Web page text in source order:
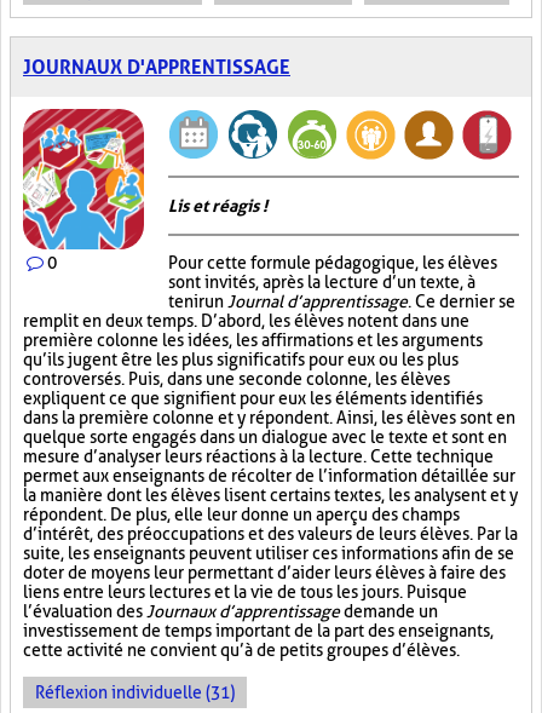
JOURNAUX D'APPRENTISSAGE
0
Lis et réagis !
Pour cette formule pédagogique, les élèves
sont invités, après la lecture d’un texte, à
tenir un Journal d’apprentissage. Ce dernier se
remplit en deux temps. D’abord, les élèves notent dans une
première colonne les idées, les affirmations et les arguments
qu’ils jugent être les plus significatifs pour eux ou les plus
controversés. Puis, dans une seconde colonne, les élèves
expliquent ce que signifient pour eux les éléments identifiés
dans la première colonne et y répondent. Ainsi, les élèves sont en
quelque sorte engagés dans un dialogue avec le texte et sont en
mesure d’analyser leurs réactions à la lecture. Cette technique
permet aux enseignants de récolter de l’information détaillée sur
la manière dont les élèves lisent certains textes, les analysent et y
répondent. De plus, elle leur donne un aperçu des champs
d’intérêt, des préoccupations et des valeurs de leurs élèves. Par la
suite, les enseignants peuvent utiliser ces informations afin de se
doter de moyens leur permettant d’aider leurs élèves à faire des
liens entre leurs lectures et la vie de tous les jours. Puisque
l’évaluation des Journaux d’apprentissagedemande un
investissement de temps important de la part des enseignants,
cette activité ne convient qu’à de petits groupes d’élèves.
Réflexion individuelle (31)